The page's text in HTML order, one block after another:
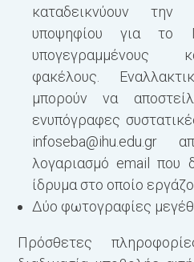
καταδεικνύουν την
υποψηφίου για το
υπογεγραμμένους
φακέλους.
μπορούν να
ενυπόγραφες
infoseba@ihu.edu.gr
λογαριασμό email που
ίδρυμα στο οποίο
Δύο φωτογραφίες
Πρόσθετες